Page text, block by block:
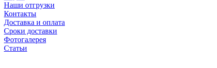
Наши отгрузки
Контакты
Доставка и оплата
Сроки доставки
Фотогалерея
Статьи